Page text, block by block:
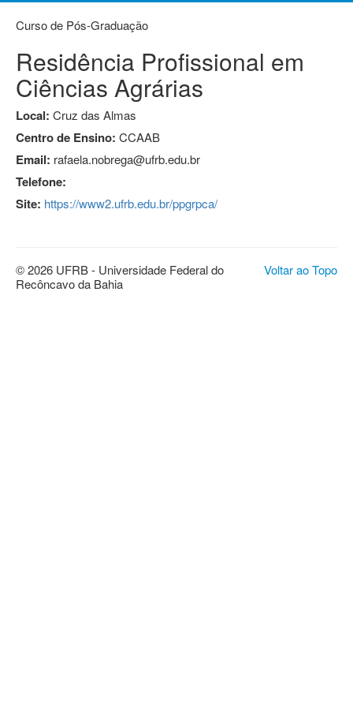
Curso de Pós-Graduação
Residência Profissional em
Ciências Agrárias
Local: Cruz das Almas
Centro de Ensino: CCAAB
Email: rafaela.nobrega@ufrb.edu.br
Telefone:
Site: https://www2.ufrb.edu.br/ppgrpca/
Voltar ao Topo
© 2026 UFRB - Universidade Federal do
Recôncavo da Bahia